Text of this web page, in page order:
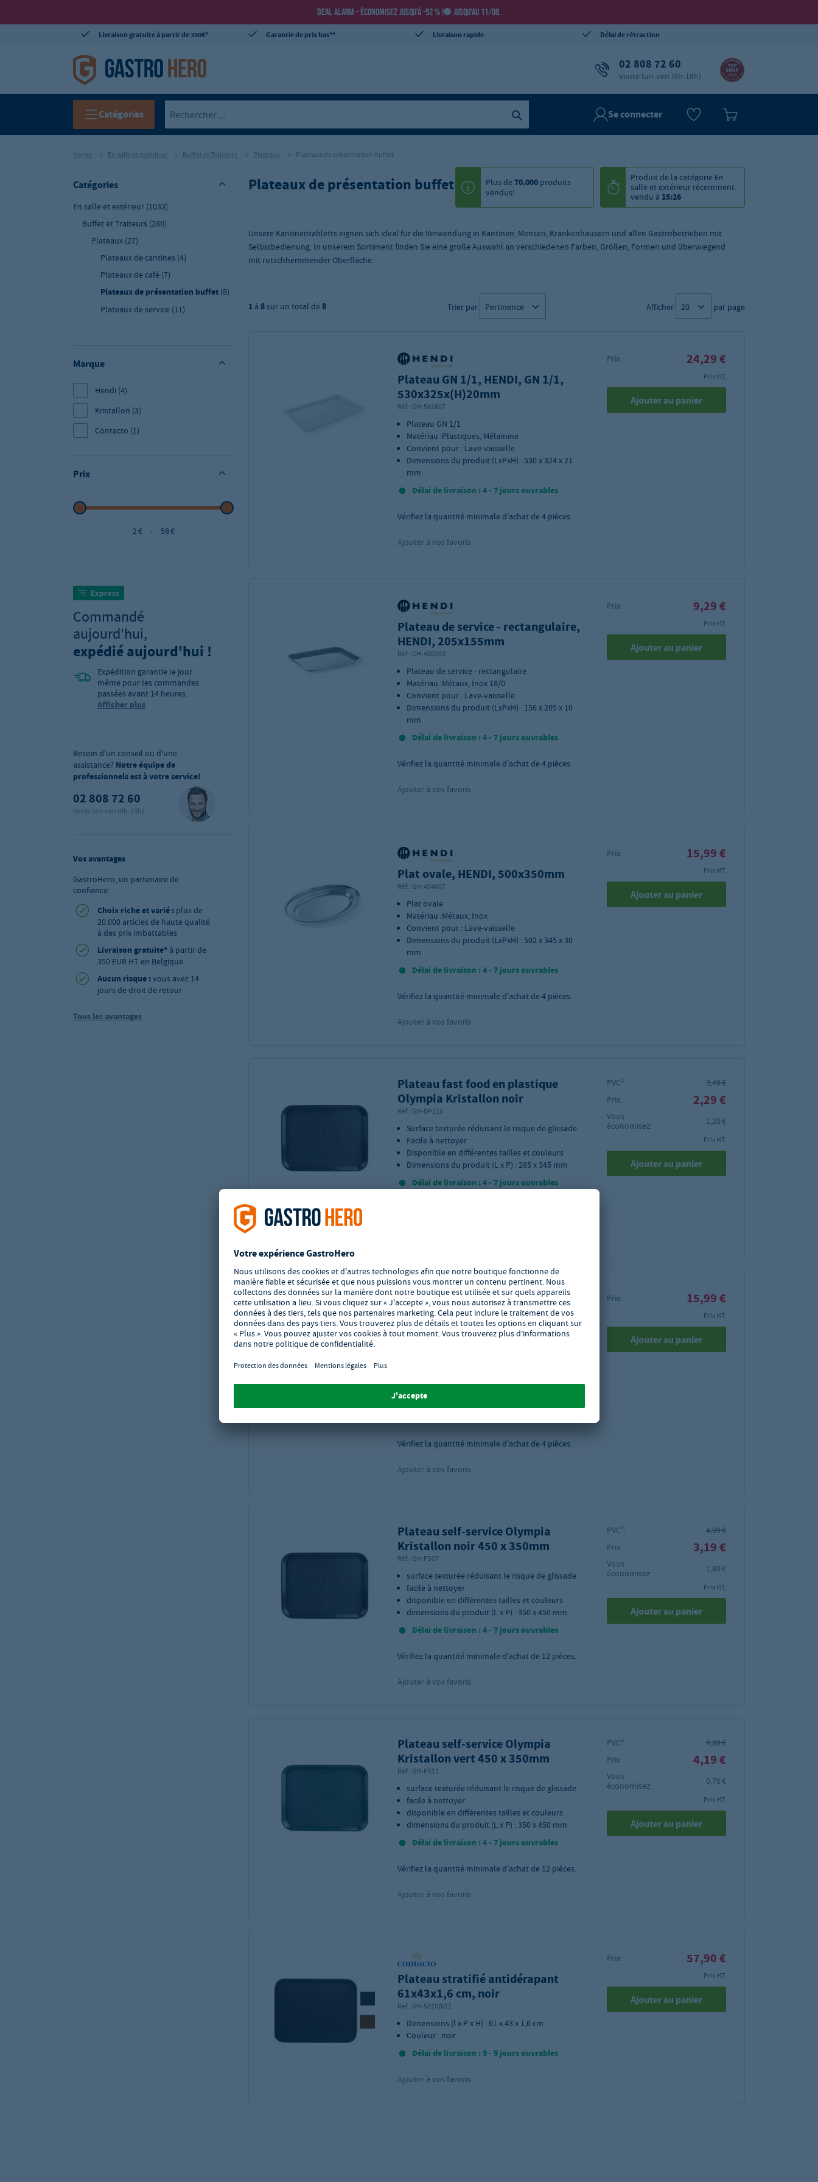
DEAL ALARM - ÉCONOMISEZ JUSQU’À -52 % ! JUSQU’AU 11/08.
Livraison gratuite à partir de 350€* Garantie de prix bas** Livraison rapide Délai de rétraction
02 808 72 60
Vente lun-ven (8h-18h)
Catégories Se connecter
Home En salle et extérieur Buffet et Traiteurs Plateaux Plateaux de présentation buffet
Catégories
En salle et extérieur (1033)
Buffet et Traiteurs (280)
Plateaux (27)
Plateaux de cantines (4)
Plateaux de café (7)
Plateaux de présentation buffet (8)
Plateaux de service (11)
Marque
Hendi (4)
Kristallon (3)
Contacto (1)
Prix
2 € - 58 €
Commandé
aujourd'hui,
expédié aujourd'hui !
Expédition garantie le jour
même pour les commandes
passées avant 14 heures.
Afficher plus
Besoin d'un conseil ou d'une
assistance? Notre équipe de
professionnels est à votre service!
02 808 72 60
Vente lun-ven (8h-18h)
Vos avantages
GastroHero, un partenaire de
confiance:
Choix riche et varié : plus de
20.000 articles de haute qualité
à des prix imbattables
Livraison gratuite* à partir de
350 EUR HT en Belgique
Aucun risque :vous avez 14
jours de droit de retour
Tous les avantages
Plateaux de présentation buffet Plus de70.000produits
vendus!
Produit de la catégorie En
salle et extérieur récemment
vendu à 15:26
Unsere Kantinentabletts eignen sich ideal für die Verwendung in Kantinen, Mensen, Krankenhäusern und allen Gastrobetrieben mit
Selbstbedienung. In unserem Sortiment finden Sie eine große Auswahl an verschiedenen Farben, Größen, Formen und überwiegend
mit rutschhemmender Oberfläche.
1 à 8 sur un total de8 Trier par Afficher par page
Plateau GN 1/1, HENDI, GN 1/1,
530x325x(H)20mm
Réf.: GH-561607
Plateau GN 1/1
Matériau :Plastiques, Mélamine
Convient pour : Lave-vaisselle
Dimensions du produit (LxPxH) : 530 x 324 x 21
mm
Délai de livraison : 4 - 7 jours ouvrables
Vérifiez la quantité minimale d'achat de4 pièces.
Ajouter à vos favoris
Prix: 24,29 €
Prix HT,
Ajouter au panier
Plateau de service - rectangulaire,
HENDI, 205x155mm
Réf.: GH-400203
Plateau de service - rectangulaire
Matériau :Métaux, Inox 18/0
Convient pour : Lave-vaisselle
Dimensions du produit (LxPxH) : 156 x 205 x 10
mm
Délai de livraison : 4 - 7 jours ouvrables
Vérifiez la quantité minimale d'achat de4 pièces.
Ajouter à vos favoris
Prix: 9,29 €
Prix HT,
Ajouter au panier
Plat ovale, HENDI, 500x350mm
Réf.: GH-404607
Plat ovale
Matériau :Métaux, Inox
Convient pour : Lave-vaisselle
Dimensions du produit (LxPxH) : 502 x 345 x 30
mm
Délai de livraison : 4 - 7 jours ouvrables
Vérifiez la quantité minimale d'achat de4 pièces.
Ajouter à vos favoris
Prix: 15,99 €
Prix HT,
Ajouter au panier
Plateau fast food en plastique
Olympia Kristallon noir
Réf.: GH-DP216
Surface texturée réduisant le risque de glissade
Facile à nettoyer
Disponible en différentes tailles et couleurs
Dimensions du produit (L x P) : 265 x 345 mm
Délai de livraison : 4 - 7 jours ouvrables
PVC²:
3,49 €
Prix:
2,29 €
Vous
économisez:
1,20 €
Prix HT,
Ajouter au panier
Plateau rectangulaire, HENDI, GN
1/1, 325x530mm
Dimensions du produit (LxPxH) : 328 x 528 x 18
mm
Vérifiez la quantité minimale d'achat de4 pièces.
Ajouter à vos favoris
Prix: 15,99 €
Prix HT,
Ajouter au panier
Plateau self-service Olympia
Kristallon noir 450 x 350mm
Réf.: GH-P507
surface texturée réduisant le risque de glissade
facile à nettoyer
disponible en différentes tailles et couleurs
dimensions du produit (L x P) : 350 x 450 mm
Délai de livraison : 4 - 7 jours ouvrables
Vérifiez la quantité minimale d'achat de 12 pièces.
Ajouter à vos favoris
PVC²:
4,99 €
Prix:
3,19 €
Vous
économisez:
1,80 €
Prix HT,
Ajouter au panier
Plateau self-service Olympia
Kristallon vert 450 x 350mm
Réf.: GH-P511
surface texturée réduisant le risque de glissade
facile à nettoyer
disponible en différentes tailles et couleurs
dimensions du produit (L x P) : 350 x 450 mm
Délai de livraison : 4 - 7 jours ouvrables
Vérifiez la quantité minimale d'achat de 12 pièces.
Ajouter à vos favoris
PVC²:
4,89 €
Prix:
4,19 €
Vous
économisez:
0,70 €
Prix HT,
Ajouter au panier
Plateau stratifié antidérapant
61x43x1,6 cm, noir
Réf.: GH-5310/611
Dimensions (l x P x H) : 61 x 43 x 1,6 cm
Couleur : noir
Délai de livraison : 5 - 9 jours ouvrables
Ajouter à vos favoris
Prix: 57,90 €
Prix HT,
Ajouter au panier